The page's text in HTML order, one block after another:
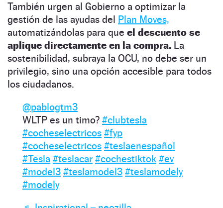
También urgen al Gobierno a optimizar la
gestión de las ayudas del Plan Moves,
automatizándolas para que el descuento se
aplique directamente en la compra. La
sostenibilidad, subraya la OCU, no debe ser un
privilegio, sino una opción accesible para todos
los ciudadanos.
@pablogtm3
WLTP es un timo? #clubtesla
#cocheselectricos #fyp
#cocheselectricos #teslaenespañol
#Tesla #teslacar #cochestiktok #ev
#model3 #teslamodel3 #teslamodely
#modely